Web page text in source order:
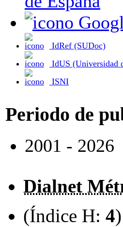
IdRef (SUDoc)
IdUS (Universidad
ISNI
Periodo de
2001 - 2026
Dialnet
(Índice H: 4)